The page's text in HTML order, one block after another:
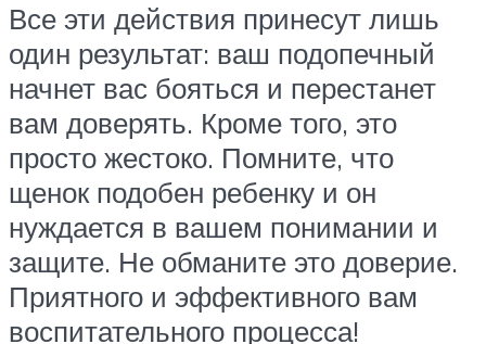
Все эти действия принесут лишь
один результат: ваш подопечный
начнет вас бояться и перестанет
вам доверять. Кроме того, это
просто жестоко. Помните, что
щенок подобен ребенку и он
нуждается в вашем понимании и
защите. Не обманите это доверие.
Приятного и эффективного вам
воспитательного процесса!